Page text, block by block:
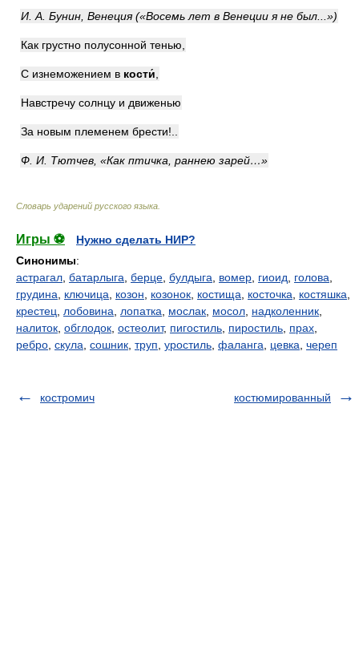
И. А. Бунин, Венеция («Восемь лет в Венеции я не был...»)
Как грустно полусонной тенью,
С изнеможением в кости́
Навстречу солнцу и движенью
За новым племенем брести!..
Ф. И. Тютчев, «Как птичка, раннею зарей…»
Словарь ударений русского языка
Игры ⚽
Нужно сделать НИР?
Синонимы:
астрагал батарлыга берце булдыга вомер гиоид голова
грудина
ключица козон козонок костища косточка костяшка
крестец
лобовина лопатка мослак мосол надколенник
налиток обглодок остеолит, пигостиль пиростиль прах
ребро скула сошник труп уростиль фаланга цевка череп
костромич костюмированный